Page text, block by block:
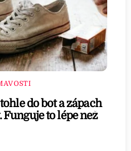
do bot a zápach
to lépe než